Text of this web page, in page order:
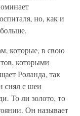
но, как и
которые, в свою
которыми
Роланда, так
снял с шеи
То ли золото, то
Он называет